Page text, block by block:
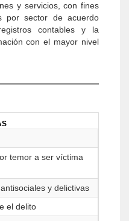
y servicios, con fines
por sector de acuerdo
contables y la
con el mayor nivel
temor a ser víctima
y delictivas
el delito